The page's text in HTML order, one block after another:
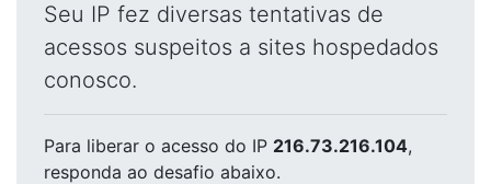
Seu IP fez diversas tentativas de
acessos suspeitos a sites hospedados
conosco.
Para liberar o acesso do IP 216.73.216.104,
responda ao desafio abaixo.